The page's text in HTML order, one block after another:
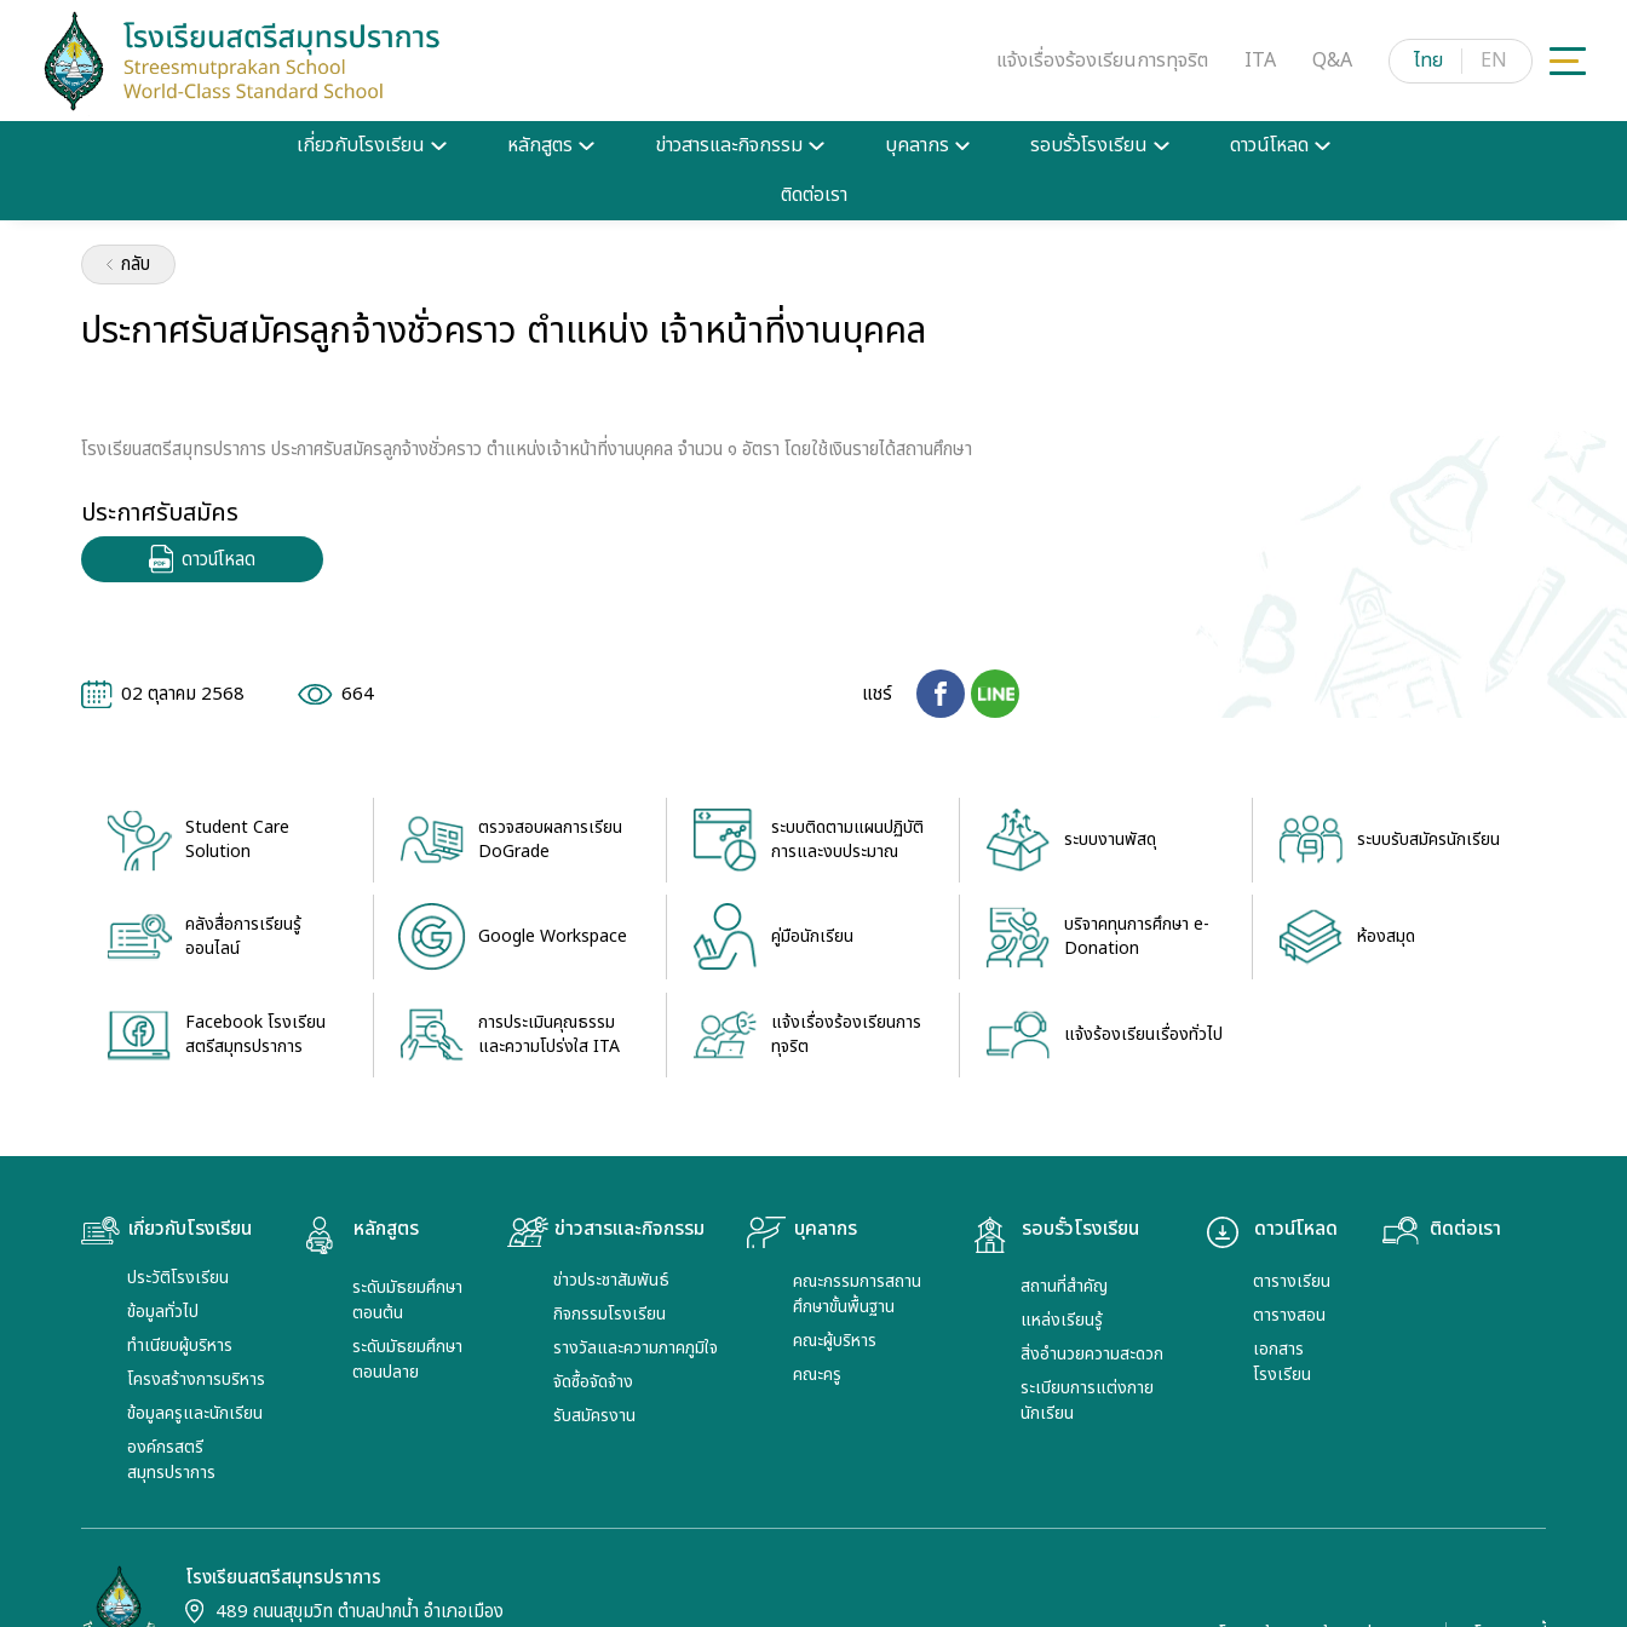
แจ้งเรื่องร้องเรียนการทุจริต ITA Q&A ไทย EN
เกี่ยวกับโรงเรียน หลักสูตร ข่าวสารและกิจกรรม บุคลากร รอบรั้วโรงเรียน
ดาวน์โหลด
ติดต่อเรา
ประกาศรับสมัครลูกจ้างชั่วคราว ตำแหน่ง เจ้าหน้าที่งานบุคคล
กลับ
ประกาศรับสมัครลูกจ้างชั่วคราว ตำแหน่ง เจ้าหน้าที่งานบุคคล
โรงเรียนสตรีสมุทรปราการ ประกาศรับสมัครลูกจ้างชั่วคราว ตำแหน่งเจ้าหน้าที่งานบุคคล จำนวน ๑ อัตรา โดยใช้เงินรายได้สถานศึกษา
ประกาศรับสมัคร
ดาวน์โหลด
02 ตุลาคม 2568 664 แชร์
Student Care
Solution
ตรวจสอบผลการเรียน
DoGrade
ระบบติดตามแผนปฏิบัติ
การและงบประมาณ
ระบบงานพัสดุ ระบบรับสมัครนักเรียน
คลังสื่อการเรียนรู้
ออนไลน์
Google Workspace คู่มือนักเรียน
บริจาคทุนการศึกษา e-
Donation
ห้องสมุด
Facebook โรงเรียน
สตรีสมุทรปราการ
การประเมินคุณธรรม
และความโปร่งใส ITA
แจ้งเรื่องร้องเรียนการ
ทุจริต
แจ้งร้องเรียนเรื่องทั่วไป
เกี่ยวกับโรงเรียน
ประวัติโรงเรียน
ข้อมูลทั่วไป
ทำเนียบผู้บริหาร
โครงสร้างการบริหาร
ข้อมูลครูและนักเรียน
องค์กรสตรี
สมุทรปราการ
หลักสูตร
ระดับมัธยมศึกษา
ตอนต้น
ระดับมัธยมศึกษา
ตอนปลาย
ข่าวสารและกิจกรรม
ข่าวประชาสัมพันธ์
กิจกรรมโรงเรียน
รางวัลและความภาคภูมิใจ
จัดซื้อจัดจ้าง
รับสมัครงาน
บุคลากร
คณะกรรมการสถาน
ศึกษาขั้นพื้นฐาน
คณะผู้บริหาร
คณะครู
รอบรั้วโรงเรียน
สถานที่สำคัญ
แหล่งเรียนรู้
สิ่งอำนวยความสะดวก
ระเบียบการแต่งกาย
นักเรียน
ดาวน์โหลด
ตารางเรียน
ตารางสอน
เอกสาร
โรงเรียน
ติดต่อเรา
โรงเรียนสตรีสมุทรปราการ
489 ถนนสุขุมวิท ตำบลปากน้ำ อำเภอเมือง